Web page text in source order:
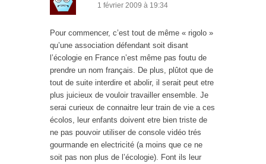
1 février 2009 à 19:34
Pour commencer, c’est tout de même « rigolo »
qu’une association défendant soit disant
l’écologie en France n’est même pas foutu de
prendre un nom français. De plus, plûtot que de
tout de suite interdire et abolir, il serait peut etre
plus juicieux de vouloir travailler ensemble. Je
serai curieux de connaitre leur train de vie a ces
écolos, leur enfants doivent etre bien triste de
ne pas pouvoir utiliser de console vidéo trés
gourmande en electricité (a moins que ce ne
soit pas non plus de l’écologie). Font ils leur